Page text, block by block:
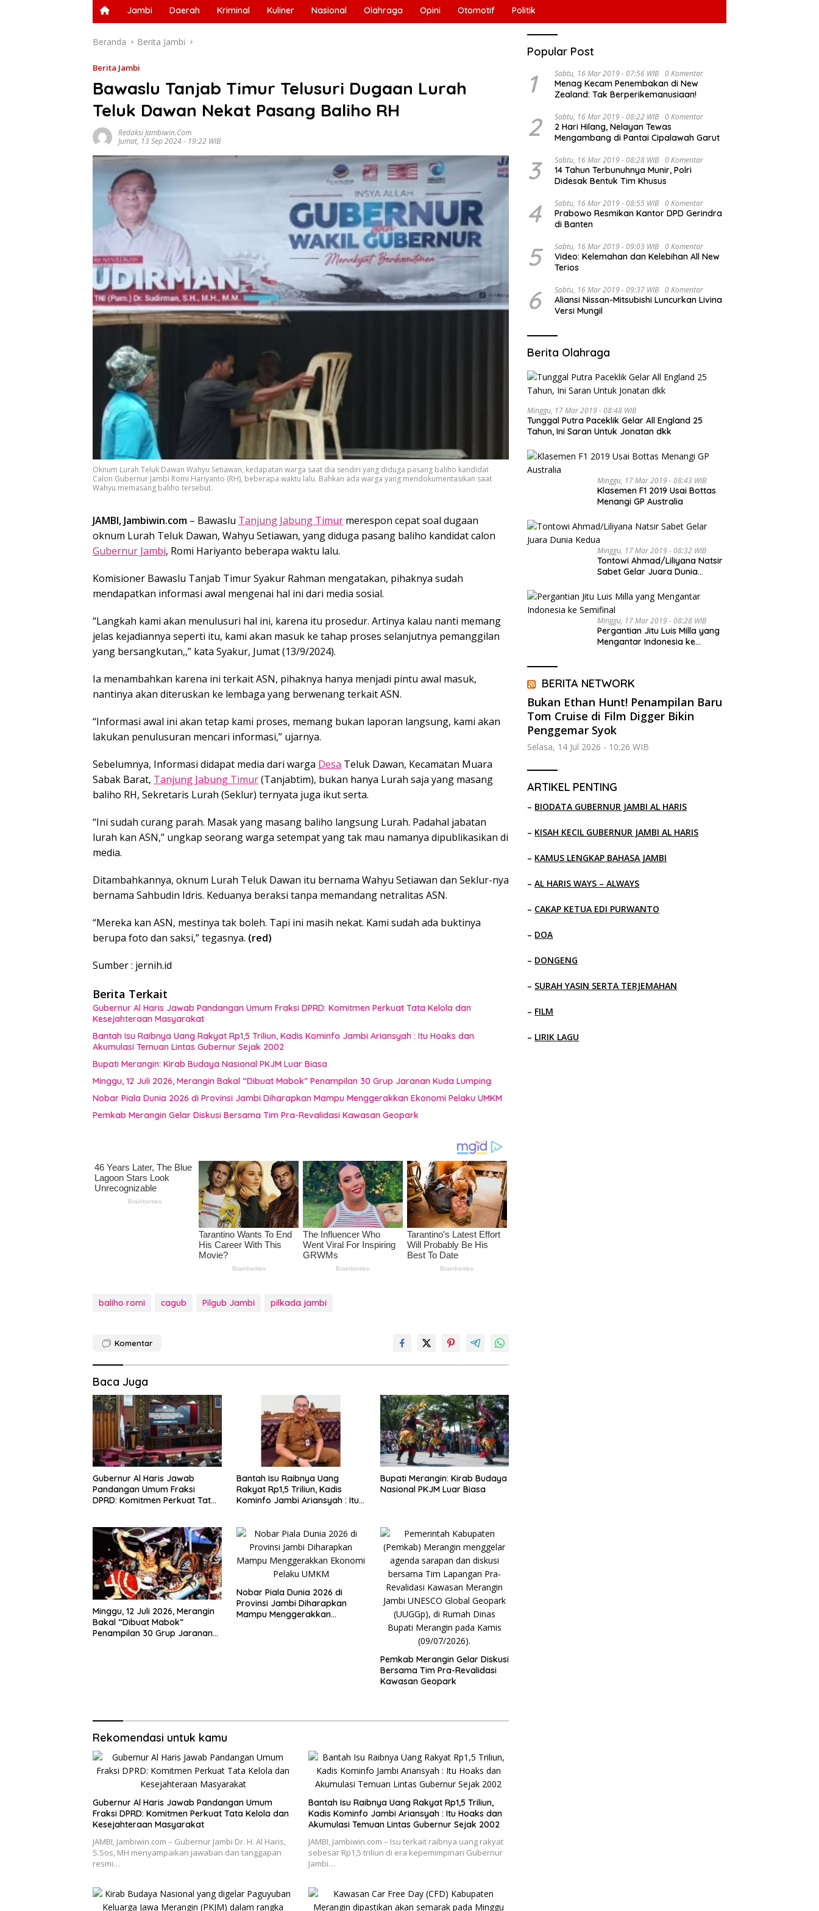
Jambi Daerah Kriminal Kuliner Nasional Olahraga Opini Otomotif Politik
Beranda Berita Jambi
Berita Jambi
Bawaslu Tanjab Timur Telusuri Dugaan Lurah
Teluk Dawan Nekat Pasang Baliho RH
Redaksi Jambiwin.com
Jumat, 13 Sep 2024 - 19:22 WIB
Oknum Lurah Teluk Dawan Wahyu Setiawan, kedapatan warga saat dia sendiri yang diduga pasang baliho kandidat
Calon Gubernur Jambi Romi Hariyanto (RH), beberapa waktu lalu. Bahkan ada warga yang mendokumentasikan saat
Wahyu memasang baliho tersebut.
JAMBI, Jambiwin.com – Bawaslu Tanjung Jabung Timur merespon cepat soal dugaan
oknum Lurah Teluk Dawan, Wahyu Setiawan, yang diduga pasang baliho kandidat calon
Gubernur Jambi, Romi Hariyanto beberapa waktu lalu.
Komisioner Bawaslu Tanjab Timur Syakur Rahman mengatakan, pihaknya sudah
mendapatkan informasi awal mengenai hal ini dari media sosial.
“Langkah kami akan menulusuri hal ini, karena itu prosedur. Artinya kalau nanti memang
jelas kejadiannya seperti itu, kami akan masuk ke tahap proses selanjutnya pemanggilan
yang bersangkutan,,” kata Syakur, Jumat (13/9/2024).
Ia menambahkan karena ini terkait ASN, pihaknya hanya menjadi pintu awal masuk,
nantinya akan diteruskan ke lembaga yang berwenang terkait ASN.
“Informasi awal ini akan tetap kami proses, memang bukan laporan langsung, kami akan
lakukan penulusuran mencari informasi,” ujarnya.
Sebelumnya, Informasi didapat media dari warga Desa Teluk Dawan, Kecamatan Muara
Sabak Barat, Tanjung Jabung Timur(Tanjabtim), bukan hanya Lurah saja yang masang
baliho RH, Sekretaris Lurah (Seklur) ternyata juga ikut serta.
“Ini sudah curang parah. Masak yang masang baliho langsung Lurah. Padahal jabatan
lurah kan ASN,” ungkap seorang warga setempat yang tak mau namanya dipublikasikan di
media.
Ditambahkannya, oknum Lurah Teluk Dawan itu bernama Wahyu Setiawan dan Seklur-nya
bernama Sahbudin Idris. Keduanya beraksi tanpa memandang netralitas ASN.
“Mereka kan ASN, mestinya tak boleh. Tapi ini masih nekat. Kami sudah ada buktinya
berupa foto dan saksi,” tegasnya. (red)
Sumber : jernih.id
Berita Terkait
Gubernur Al Haris Jawab Pandangan Umum Fraksi DPRD: Komitmen Perkuat Tata Kelola dan
Kesejahteraan Masyarakat
Bantah Isu Raibnya Uang Rakyat Rp1,5 Triliun, Kadis Kominfo Jambi Ariansyah : Itu Hoaks dan
Akumulasi Temuan Lintas Gubernur Sejak 2002
Bupati Merangin: Kirab Budaya Nasional PKJM Luar Biasa
Minggu, 12 Juli 2026, Merangin Bakal “Dibuat Mabok” Penampilan 30 Grup Jaranan Kuda Lumping
Nobar Piala Dunia 2026 di Provinsi Jambi Diharapkan Mampu Menggerakkan Ekonomi Pelaku UMKM
Pemkab Merangin Gelar Diskusi Bersama Tim Pra-Revalidasi Kawasan Geopark
baliho romi cagub Pilgub Jambi pilkada jambi
Komentar
Baca Juga
Gubernur Al Haris Jawab
Pandangan Umum Fraksi
DPRD: Komitmen Perkuat Tata
Bantah Isu Raibnya Uang
Rakyat Rp1,5 Triliun, Kadis
Kominfo Jambi Ariansyah : Itu
Bupati Merangin: Kirab Budaya
Nasional PKJM Luar Biasa
Minggu, 12 Juli 2026, Merangin
Bakal “Dibuat Mabok”
Penampilan 30 Grup Jaranan
Nobar Piala Dunia 2026 di
Provinsi Jambi Diharapkan
Mampu Menggerakkan
Pemkab Merangin Gelar Diskusi
Bersama Tim Pra-Revalidasi
Kawasan Geopark
Rekomendasi untuk kamu
Gubernur Al Haris Jawab Pandangan Umum
Fraksi DPRD: Komitmen Perkuat Tata Kelola dan
Kesejahteraan Masyarakat
JAMBI, Jambiwin.com – Gubernur Jambi Dr. H. Al Haris,
S.Sos, MH menyampaikan jawaban dan tanggapan
resmi…
Bantah Isu Raibnya Uang Rakyat Rp1,5 Triliun,
Kadis Kominfo Jambi Ariansyah : Itu Hoaks dan
Akumulasi Temuan Lintas Gubernur Sejak 2002
JAMBI, Jambiwin.com – Isu terkait raibnya uang rakyat
sebesar Rp1,5 triliun di era kepemimpinan Gubernur
Jambi…
Popular Post
1 Sabtu, 16 Mar 2019 - 07:56 WIB 0 Komentar
Menag Kecam Penembakan di New
Zealand: Tak Berperikemanusiaan!
2 Sabtu, 16 Mar 2019 - 08:22 WIB 0 Komentar
2 Hari Hilang, Nelayan Tewas
Mengambang di Pantai Cipalawah Garut
3 Sabtu, 16 Mar 2019 - 08:28 WIB 0 Komentar
14 Tahun Terbunuhnya Munir, Polri
Didesak Bentuk Tim Khusus
4 Sabtu, 16 Mar 2019 - 08:55 WIB 0 Komentar
Prabowo Resmikan Kantor DPD Gerindra
di Banten
5 Sabtu, 16 Mar 2019 - 09:03 WIB 0 Komentar
Video: Kelemahan dan Kelebihan All New
Terios
6 Sabtu, 16 Mar 2019 - 09:37 WIB 0 Komentar
Aliansi Nissan-Mitsubishi Luncurkan Livina
Versi Mungil
Berita Olahraga
Minggu, 17 Mar 2019 - 08:48 WIB
Tunggal Putra Paceklik Gelar All England 25
Tahun, Ini Saran Untuk Jonatan dkk
Minggu, 17 Mar 2019 - 08:43 WIB
Klasemen F1 2019 Usai Bottas
Menangi GP Australia
Minggu, 17 Mar 2019 - 08:32 WIB
Tontowi Ahmad/Liliyana Natsir
Sabet Gelar Juara Dunia
Minggu, 17 Mar 2019 - 08:28 WIB
Pergantian Jitu Luis Milla yang
Mengantar Indonesia ke
BERITA NETWORK
Bukan Ethan Hunt! Penampilan Baru
Tom Cruise di Film Digger Bikin
Penggemar Syok
Selasa, 14 Jul 2026 - 10:26 WIB
ARTIKEL PENTING
– BIODATA GUBERNUR JAMBI AL HARIS
– KISAH KECIL GUBERNUR JAMBI AL HARIS
– KAMUS LENGKAP BAHASA JAMBI
–AL HARIS WAYS – ALWAYS
– CAKAP KETUA EDI PURWANTO
– DOA
– DONGENG
– SURAH YASIN SERTA TERJEMAHAN
– FILM
– LIRIK LAGU